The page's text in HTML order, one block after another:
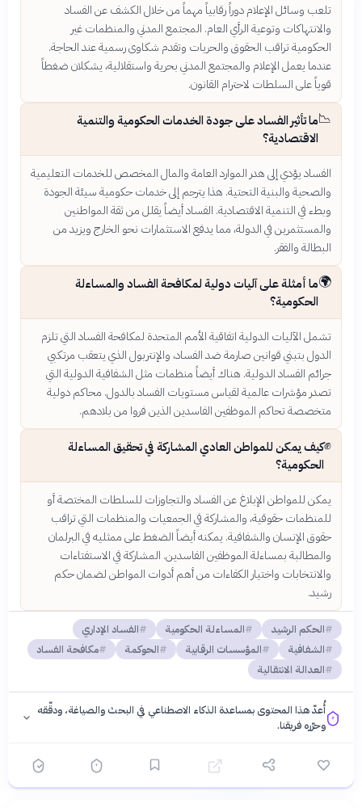
تلعب وسائل الإعلام دوراً رقابياً مهماً من خلال الكشف عن الفساد
والانتهاكات وتوعية الرأي العام. المجتمع المدني والمنظمات غير
الحكومية تراقب الحقوق والحريات وتقدم شكاوى رسمية عند الحاجة.
عندما يعمل الإعلام والمجتمع المدني بحرية واستقلالية، يشكلان ضغطاً
قوياً على السلطات لاحترام القانون.
📉ما تأثير الفساد على جودة الخدمات الحكومية والتنمية
الاقتصادية؟
الفساد يؤدي إلى هدر الموارد العامة والمال المخصص للخدمات التعليمية
والصحية والبنية التحتية. هذا يترجم إلى خدمات حكومية سيئة الجودة
وبطء في التنمية الاقتصادية. الفساد أيضاً يقلل من ثقة المواطنين
والمستثمرين في الدولة، مما يدفع الاستثمارات نحو الخارج ويزيد من
البطالة والفقر.
🌍ما أمثلة على آليات دولية لمكافحة الفساد والمساءلة
الحكومية؟
تشمل الآليات الدولية اتفاقية الأمم المتحدة لمكافحة الفساد التي تلزم
الدول بتبني قوانين صارمة ضد الفساد، والإنتربول الذي يتعقب مرتكبي
جرائم الفساد الدولية. هناك أيضاً منظمات مثل الشفافية الدولية التي
تصدر مؤشرات عالمية لقياس مستويات الفساد بالدول. محاكم دولية
متخصصة تحاكم الموظفين الفاسدين الذين فروا من بلادهم.
✊كيف يمكن للمواطن العادي المشاركة في تحقيق المساءلة
الحكومية؟
يمكن للمواطن الإبلاغ عن الفساد والتجاوزات للسلطات المختصة أو
للمنظمات حقوقية، والمشاركة في الجمعيات والمنظمات التي تراقب
حقوق الإنسان والشفافية. يمكنه أيضاً الضغط على ممثليه في البرلمان
والمطالبة بمساءلة الموظفين الفاسدين. المشاركة في الاستفتاءات
والانتخابات واختيار الكفاءات من أهم أدوات المواطن لضمان حكم
رشيد.
الحكم الرشيد المساءلة الحكومية
الفساد الإداري
الشفافية
المؤسسات الرقابية الحوكمة
مكافحة الفساد
العدالة الانتقالية
أُعدّ هذا المحتوى بمساعدة الذكاء الاصطناعي في البحث والصياغة، ودقّقه
وحرّره فريقنا.